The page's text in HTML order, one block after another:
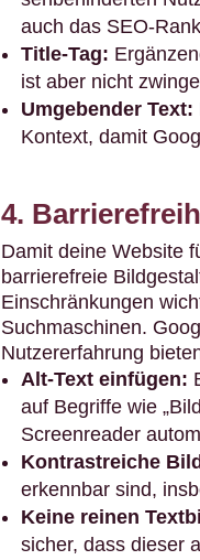
auch das SEO-
Title-Tag:
ist aber nicht
Umgebender Text:
Kontext, damit
4.
Damit deine Website
barrierefreie
Einschränkungen
Suchmaschinen.
Nutzererfahrung
Alt-Text einfügen:
auf Begriffe wie
Screenreader
Kontrastreiche
erkennbar sind,
Keine reinen
sicher, dass dieser